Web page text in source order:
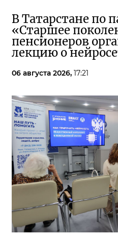
В Татарстане по
«Старшее
пенсионеров
лекцию о
06 августа 2026, 17:21